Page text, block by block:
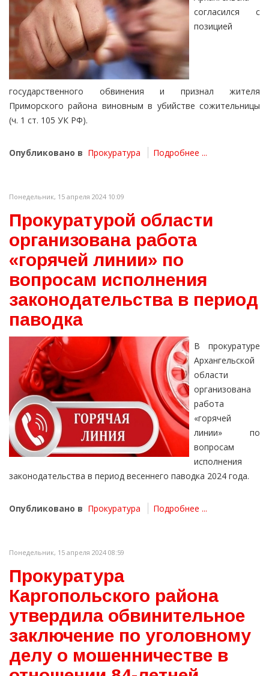
согласился с
позицией
государственного обвинения и признал жителя
Приморского района виновным в убийстве сожительницы
(ч. 1 ст. 105 УК РФ).
Опубликовано в Прокуратура Подробнее ...
Понедельник, 15 апреля 2024 10:09
Прокуратурой области
организована работа
«горячей линии» по
вопросам исполнения
законодательства в период
паводка
В прокуратуре
Архангельской
области
организована
работа
«горячей
линии» по
вопросам
исполнения
законодательства в период весеннего паводка 2024 года.
Опубликовано в Прокуратура Подробнее ...
Понедельник, 15 апреля 2024 08:59
Прокуратура
Каргопольского района
утвердила обвинительное
заключение по уголовному
делу о мошенничестве в